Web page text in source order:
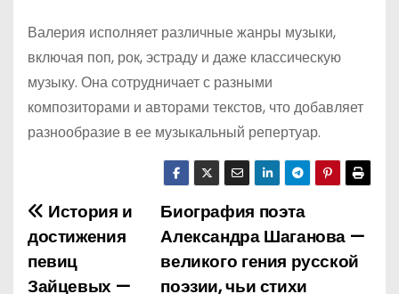
Валерия исполняет различные жанры музыки,
включая поп, рок, эстраду и даже классическую
музыку. Она сотрудничает с разными
композиторами и авторами текстов, что добавляет
разнообразие в ее музыкальный репертуар.
Н
а
Биография поэта
Александра Шаганова —
великого гения русской
поэзии, чьи стихи
История и
достижения
певиц
Зайцевых —